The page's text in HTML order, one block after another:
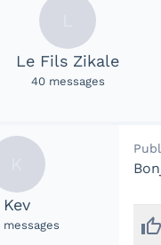
Le Fils Zikale
40 messages
Kev
messages thumb_up